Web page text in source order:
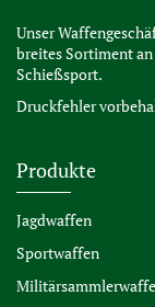
Unser
breites Sortiment
Schießsport.
Druckfehler
Produkte
Jagdwaffen
Sportwaffen